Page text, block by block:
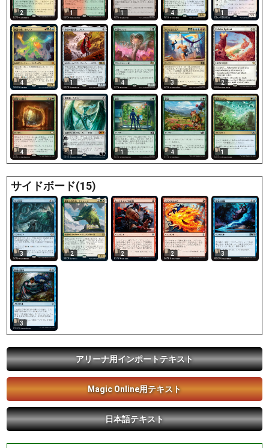
2 1 1 4 1
4 1 4 3 2
4 1 1 4 1
サイドボード(15)
3 2 2 2 3
3
アリーナ用インポートテキスト
Magic Online用テキスト
日本語テキスト